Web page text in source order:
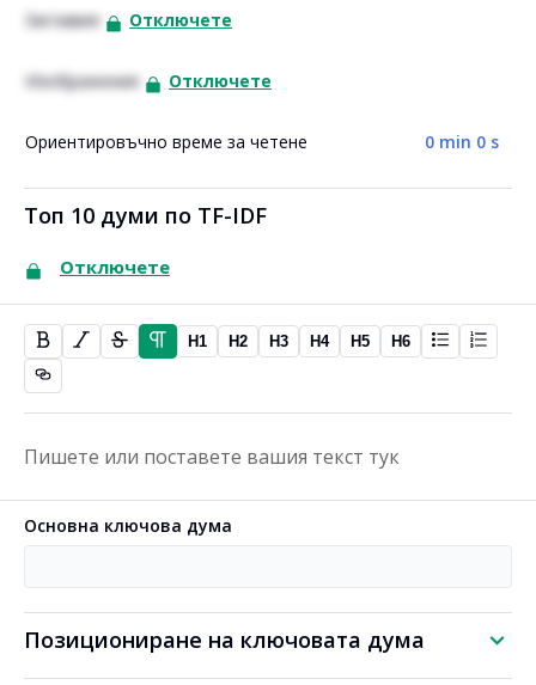
H1 H2 H3 H4 H5 H6
Заглавия Отключете
Изображения Отключете
Ориентировъчно време за четене 0 min 0 s
Топ 10 думи по TF-IDF
Отключете
Основна ключова дума
Позициониране на ключовата дума